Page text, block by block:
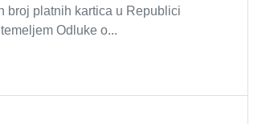
broj platnih kartica u Republici
Odluke o...